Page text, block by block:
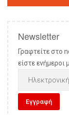
Newsletter
Γραφτείτε στο
είστε ενήμεροι